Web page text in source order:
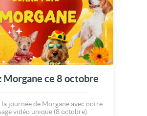
Morgane ce 8 octobre
journée de Morgane avec notre
vidéo unique (8 octobre).